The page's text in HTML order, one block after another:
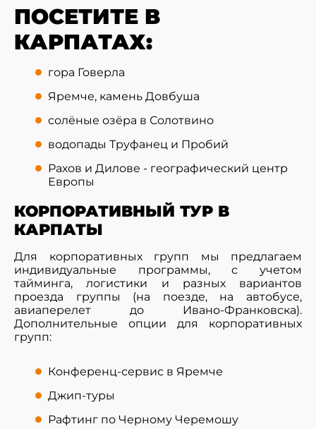
ПОСЕТИТЕ В
КАРПАТАХ:
гора Говерла
Яремче, камень Довбуша
солёные озёра в Солотвино
водопады Труфанец и Пробий
Рахов и Дилове - географический центр
Европы
КОРПОРАТИВНЫЙ ТУР В
КАРПАТЫ
Для корпоративных групп мы предлагаем
индивидуальные программы, с учетом
тайминга, логистики и разных вариантов
проезда группы (на поезде, на автобусе,
авиаперелет до Ивано-Франковска).
Дополнительные опции для корпоративных
групп:
Конференц-сервис в Яремче
Джип-туры
Рафтинг по Черному Черемошу